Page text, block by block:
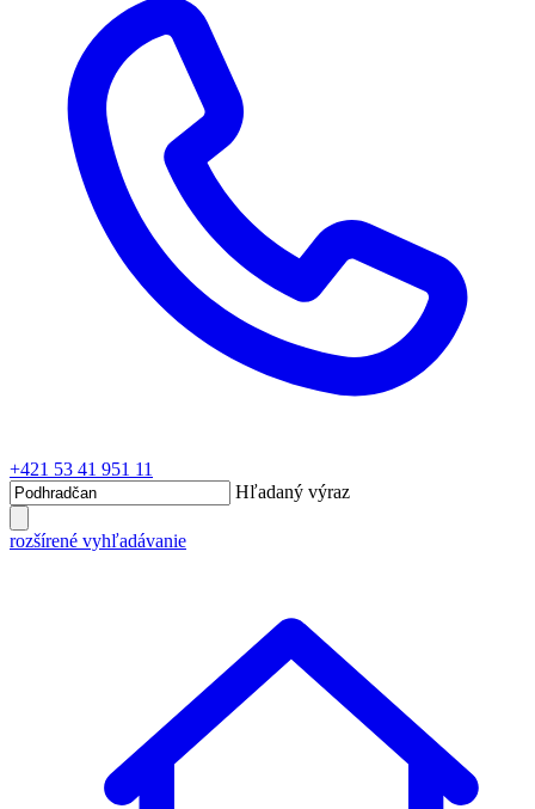
+421 53 41 951 11
Hľadaný výraz
rozšírené vyhľadávanie